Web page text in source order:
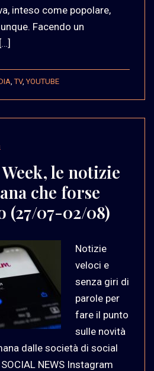
inteso come popolare,
Facendo un
,TV,YOUTUBE
le notizie
che forse
(27/07-02/08)
Notizie
veloci e
senza giri di
parole per
fare il punto
sulle novità
dalle società di social
NEWS Instagram